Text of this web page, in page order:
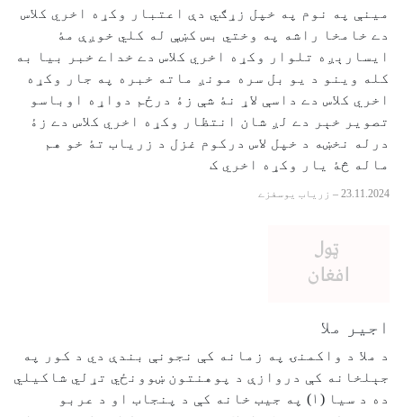
مينې په نوم په خپل زړګي دې اعتبار وکړه اخري کلاس
دے خامخا راشه په وختي بس کښې له کلي خوږې مۀ
ايسارېږه تلوار وکړه اخري کلاس دے خداے خبر بيا به
کله وينو د يو بل سره مونږ ماته خبره په جار وکړه
اخري کلاس دے داسې لاړ نۀ شې زۀ درځم دواړه اوباسو
تصوير خېر دے لږ شان انتظار وکړه اخري کلاس دے زۀ
درله نخښه د خپل لاس درکوم غزل د زرياب تۀ خو هم
ماله څۀ يار وکړه اخري ک
23.11.2024
– زرياب يوسفزے
اجیر ملا
د ملا د واکمنۍ په زمانه کې نجونې بندې دي د کور په
جېلخانه کې دروازې د پوهنتون ښوونځي تړلي شاکیلي
ده د سیا (۱) په جیب خانه کې د پنجاب او د عربو